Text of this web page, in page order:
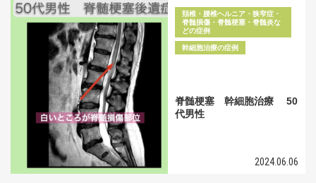
頚椎・腰椎ヘルニア・狭窄症・
脊髄損傷・脊髄梗塞・脊髄炎な
どの症例
幹細胞治療の症例
脊髄梗塞 幹細胞治療 50
代男性
2024.06.06